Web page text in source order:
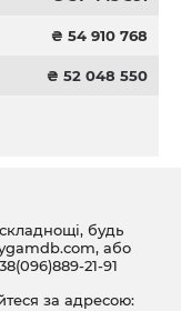
₴ 54 910 768
₴ 52 048 550
будь
, або
21-91
за адресою: